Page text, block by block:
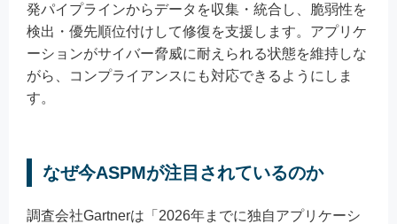
発パイプラインからデータを収集・統合し、脆弱性を
検出・優先順位付けして修復を支援します。アプリケ
ーションがサイバー脅威に耐えられる状態を維持しな
がら、コンプライアンスにも対応できるようにしま
す。
なぜ今ASPMが注目されているのか
調査会社Gartnerは「2026年までに独自アプリケーシ